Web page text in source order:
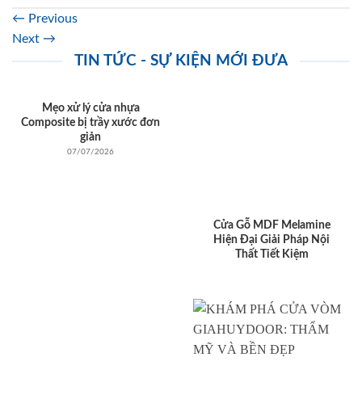
← Previous
Next →
TIN TỨC - SỰ KIỆN MỚI ĐƯA
Mẹo xử lý cửa nhựa
Composite bị trầy xước đơn
giản
07/07/2026
Cửa Gỗ MDF Melamine
Hiện Đại Giải Pháp Nội
Thất Tiết Kiệm